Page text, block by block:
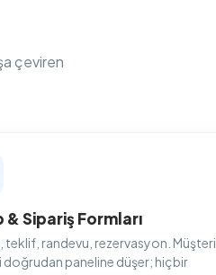
çeviren
& Sipariş Formları
teklif, randevu, rezervasyon. Müşteri
doğrudan paneline düşer; hiçbir